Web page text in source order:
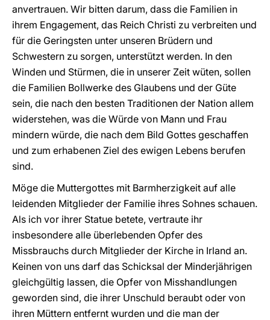
anvertrauen. Wir bitten darum, dass die Familien in
ihrem Engagement, das Reich Christi zu verbreiten und
für die Geringsten unter unseren Brüdern und
Schwestern zu sorgen, unterstützt werden. In den
Winden und Stürmen, die in unserer Zeit wüten, sollen
die Familien Bollwerke des Glaubens und der Güte
sein, die nach den besten Traditionen der Nation allem
widerstehen, was die Würde von Mann und Frau
mindern würde, die nach dem Bild Gottes geschaffen
und zum erhabenen Ziel des ewigen Lebens berufen
sind.
Möge die Muttergottes mit Barmherzigkeit auf alle
leidenden Mitglieder der Familie ihres Sohnes schauen.
Als ich vor ihrer Statue betete, vertraute ihr
insbesondere alle überlebenden Opfer des
Missbrauchs durch Mitglieder der Kirche in Irland an.
Keinen von uns darf das Schicksal der Minderjährigen
gleichgültig lassen, die Opfer von Misshandlungen
geworden sind, die ihrer Unschuld beraubt oder von
ihren Müttern entfernt wurden und die man der